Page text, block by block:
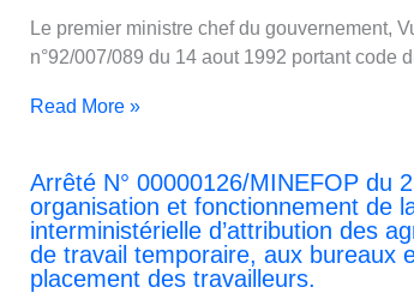
Le premier ministre chef du gouvernement,
n°92/007/089 du 14 aout 1992 portant code
Read More »
Arrêté N° 00000126/MINEFOP du
organisation et fonctionnement de
interministérielle d’attribution des
de travail temporaire, aux bureaux
placement des travailleurs.